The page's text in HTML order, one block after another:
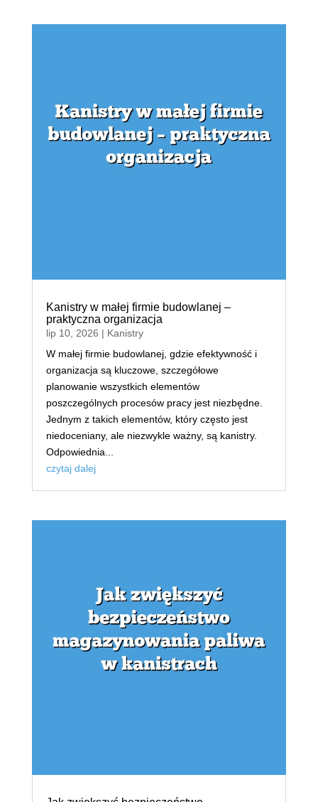
Kanistry w małej firmie budowlanej –
praktyczna organizacja
lip 10, 2026 | Kanistry
W małej firmie budowlanej, gdzie efektywność i
organizacja są kluczowe, szczegółowe
planowanie wszystkich elementów
poszczególnych procesów pracy jest niezbędne.
Jednym z takich elementów, który często jest
niedoceniany, ale niezwykle ważny, są kanistry.
Odpowiednia...
czytaj dalej